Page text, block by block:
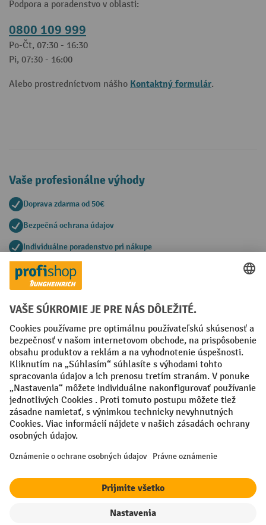
Podpora a poradenstvo v oblasti:
0800 109 999
Po-Čt, 07:30 - 16:30
Pi, 07:30 - 16:00
Alebo prostredníctvom nášho Kontaktný formulár.
Vaše profesionálne výhody
Doprava zdarma od 50€
Bezpečná ochrana údajov
Individuálne poradenstvo pri nákupe
Spôsoby platby
Faktúra Predplatba
Sociálne siete
Facebook
YouTube
LinkedIn
Nastavenia ochrany osobných údajov
All prices excl. VAT plus shipping costsand possible delivery charges,
if not stated otherwise.